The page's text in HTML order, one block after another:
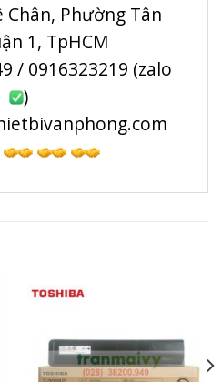
Chân, Phường Tân
1, TpHCM
/ 0916323219 (zalo
)